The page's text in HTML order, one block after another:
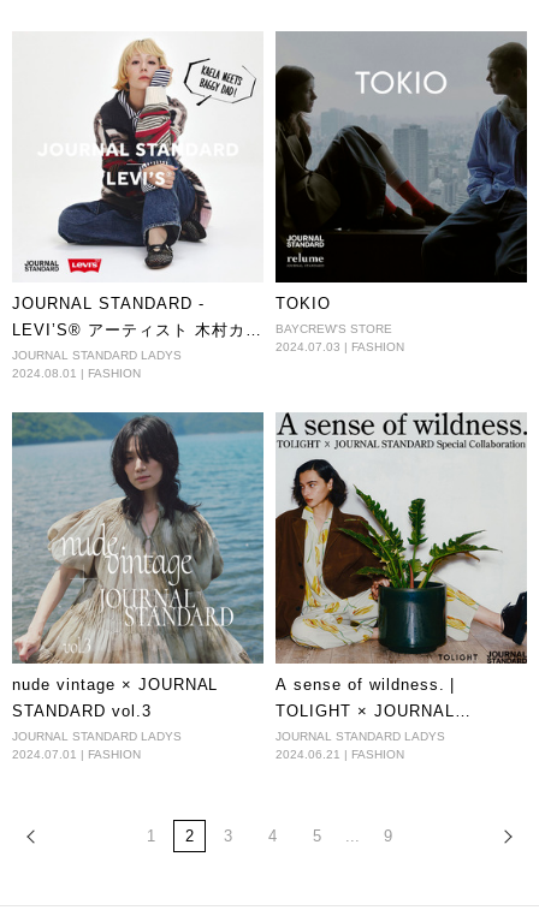
JOURNAL STANDARD -
LEVI’S®︎ アーティスト 木村カエ
ラ × スタイリスト 山本マナ リ
ーバイス®︎ “BAGGY DAD”に出
会う。
JOURNAL STANDARD LADYS
2024.08.01 | FASHION
TOKIO
BAYCREW'S STORE
2024.07.03 | FASHION
nude vintage × JOURNAL
STANDARD vol.3
JOURNAL STANDARD LADYS
2024.07.01 | FASHION
A sense of wildness. |
TOLIGHT × JOURNAL
STANDARD Special
Collaboration
JOURNAL STANDARD LADYS
2024.06.21 | FASHION
1 2 3 4 5 ... 9